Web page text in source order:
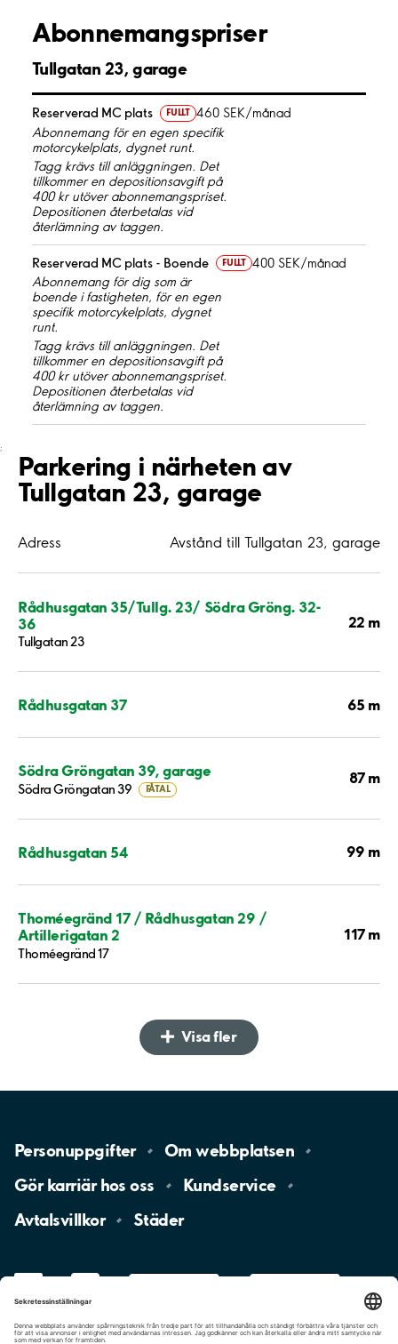
Abonnemangspriser
Tullgatan 23, garage
Reserverad MC plats FULLT 460 SEK/månad
Abonnemang för en egen specifik
motorcykelplats, dygnet runt.
Tagg krävs till anläggningen. Det
tillkommer en depositionsavgift på
400 kr utöver abonnemangspriset.
Depositionen återbetalas vid
återlämning av taggen.
Reserverad MC plats - Boende FULLT 400 SEK/månad
Abonnemang för dig som är
boende i fastigheten, för en egen
specifik motorcykelplats, dygnet
runt.
Tagg krävs till anläggningen. Det
tillkommer en depositionsavgift på
400 kr utöver abonnemangspriset.
Depositionen återbetalas vid
återlämning av taggen.
;
Parkering i närheten av
Tullgatan 23, garage
Adress Avstånd till Tullgatan 23, garage
Rådhusgatan 35/Tullg. 23/ Södra Gröng. 32-
36
Tullgatan 23
22 m
Rådhusgatan 37 65 m
Södra Gröngatan 39, garage
Södra Gröngatan 39 FÅTAL
87 m
Rådhusgatan 54 99 m
Thoméegränd 17 / Rådhusgatan 29 /
Artillerigatan 2
Thoméegränd 17
117 m
Visa fler
Personuppgifter Omwebbplatsen
Gör karriär hososs
Kundservice
Avtalsvillkor
Städer